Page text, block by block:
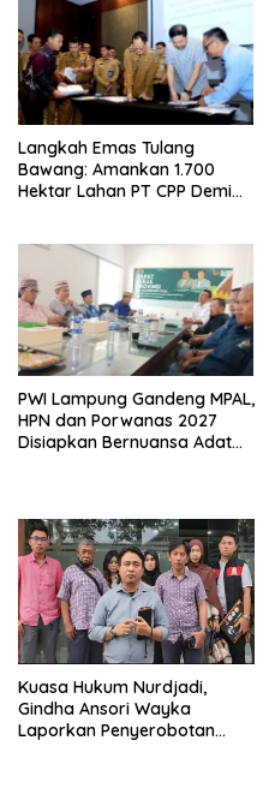
Langkah Emas Tulang
Bawang: Amankan 1.700
Hektar Lahan PT CPP Demi
PWI Lampung Gandeng MPAL,
HPN dan Porwanas 2027
Disiapkan Bernuansa Adat
Kuasa Hukum Nurdjadi,
Gindha Ansori Wayka
Laporkan Penyerobotan